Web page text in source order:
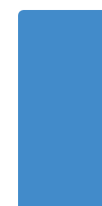
盡快
運資